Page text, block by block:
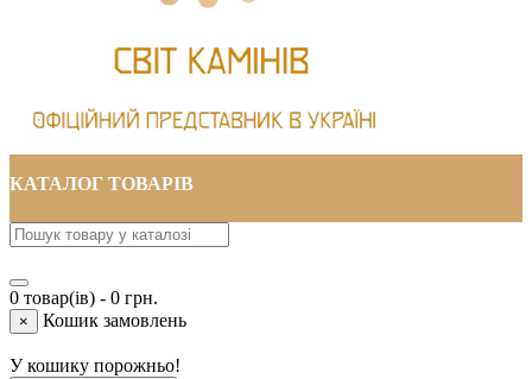
КАТАЛОГ ТОВАРІВ
0 товар(ів) - 0 грн.
× Кошик замовлень
У кошику порожньо!